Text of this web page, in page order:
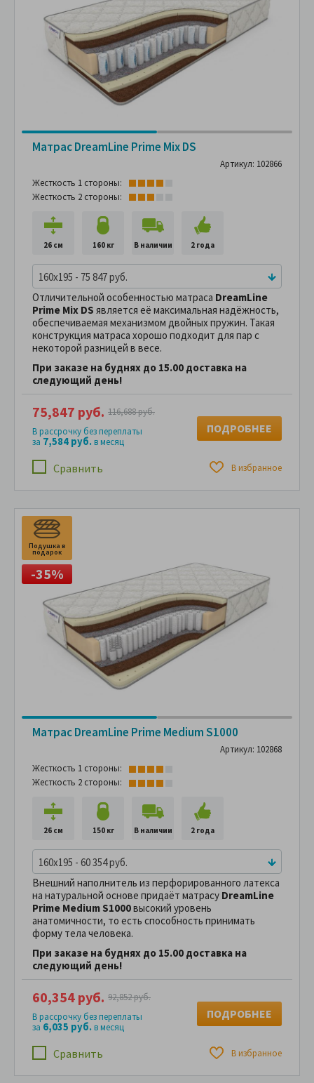
Матрас DreamLine Prime Mix DS
Артикул: 102866
Жесткость 1 стороны:
Жесткость 2 стороны:
26 см 160 кг В наличии 2 года
160x195 - 75 847 руб.
Отличительной особенностью матраса DreamLine
Prime Mix DS является её максимальная надёжность,
обеспечиваемая механизмом двойных пружин. Такая
конструкция матраса хорошо подходит для пар с
некоторой разницей в весе.
При заказе на буднях до 15.00 доставка на
следующий день!
Сравнить В избранное
75,847 руб. 116,688 руб.
В рассрочку без переплаты
за 7,584 руб.в месяц
ПОДРОБНЕЕ
Подушка в
подарок
-35%
Матрас DreamLine Prime Medium S1000
Артикул: 102868
Жесткость 1 стороны:
Жесткость 2 стороны:
26 см 150 кг В наличии 2 года
160x195 - 60 354 руб.
Внешний наполнитель из перфорированного латекса
на натуральной основе придаёт матрасу DreamLine
Prime Medium S1000высокий уровень
анатомичности, то есть способность принимать
форму тела человека.
При заказе на буднях до 15.00 доставка на
следующий день!
Сравнить В избранное
60,354 руб. 92,852 руб.
В рассрочку без переплаты
за 6,035 руб.в месяц
ПОДРОБНЕЕ